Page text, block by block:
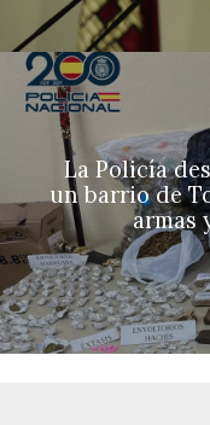
La Policía
un barrio de
armas